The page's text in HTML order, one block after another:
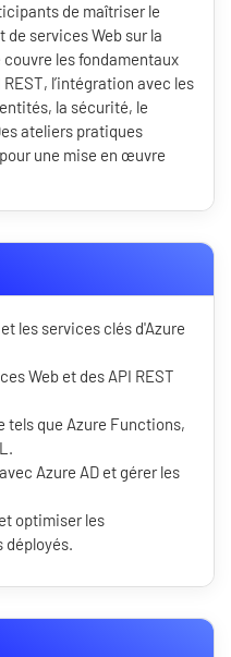
de maîtriser le
de services Web sur la
les fondamentaux
l’intégration avec les
la sécurité, le
ateliers pratiques
une mise en œuvre
les services clés d'Azure
Web et des API REST
tels que Azure Functions,
Azure AD et gérer les
optimiser les
déployés.